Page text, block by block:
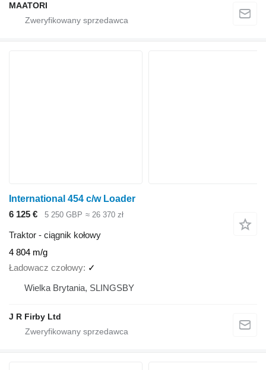
MAATORI
International 454 c/w Loader
6 125 €
5 250 GBP ≈ 26 370 zł
Traktor - ciągnik kołowy
4 804 m/g
Ładowacz czołowy ✓
Wielka Brytania, SLINGSBY
J R Firby Ltd